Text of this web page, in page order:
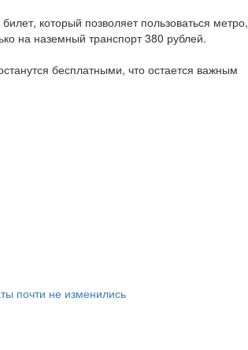
который позволяет пользоваться метро,
на наземный транспорт 380 рублей.
бесплатными, что остается важным
почти не изменились